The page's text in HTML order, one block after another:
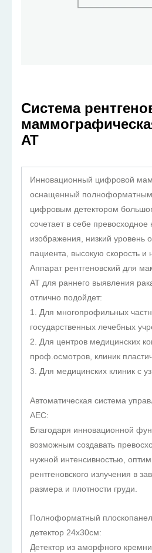
Система
AT
Инновационный цифровой
оснащенный
цифровым детектором
сочетает в себе превосходное
изображения, низкий уровень
пациента, высокую скорость и
Аппарат рентгеновский для
AT для раннего выявления
отлично подойдет:
1. Для многопрофильных
государственных лечебных
2. Для центров медицинских
проф.осмотров, клиник
3. Для медицинских клиник с
Автоматическая система
AEC:
Благодаря инновационной
возможным создавать
нужной интенсивностью,
рентгеновского излучения в
размера и плотности груди.
Полноформатный
детектор 24х30см:
Детектор из аморфного